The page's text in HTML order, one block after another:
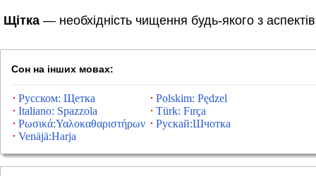
Щітка — необхідність чищення будь-якого з
Сон на інших мовах:
Русском: Щетка
Polskim: Pędzel
Italiano: Spazzola
Türk: Fırça
Ρωσικά:Υαλοκαθαριστήρων
Рускай:Шчотка
Venäjä:Harja